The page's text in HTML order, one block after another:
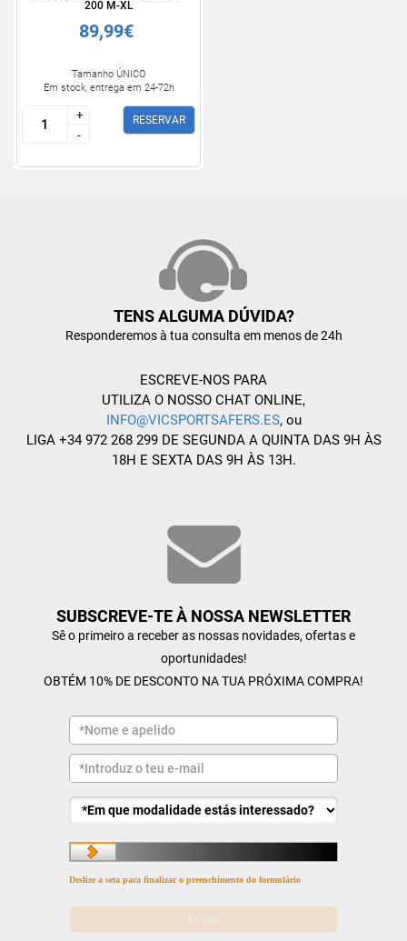
200 M-XL
89,99€
Tamanho ÚNICO
Em stock, entrega em 24-72h
+
-
+
-
RESERVAR
TENS ALGUMA DÚVIDA?
Responderemos à tua consulta em menos de 24h
ESCREVE-NOS PARA
UTILIZA O NOSSO CHAT ONLINE,
INFO@VICSPORTSAFERS.ES, ou
LIGA +34 972 268 299 DE SEGUNDA A QUINTA DAS 9H ÀS
18H E SEXTA DAS 9H ÀS 13H.
SUBSCREVE-TE À NOSSA NEWSLETTER
Sê o primeiro a receber as nossas novidades, ofertas e
oportunidades!
OBTÉM 10% DE DESCONTO NA TUA PRÓXIMA COMPRA!
Deslize a seta para finalizar o preenchimento do formulário